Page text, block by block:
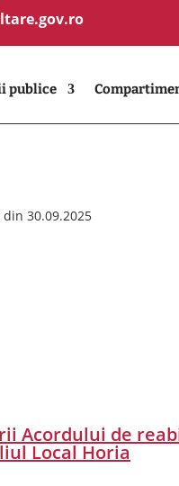
publice
30.09.2025
Acordului de
Local Horia